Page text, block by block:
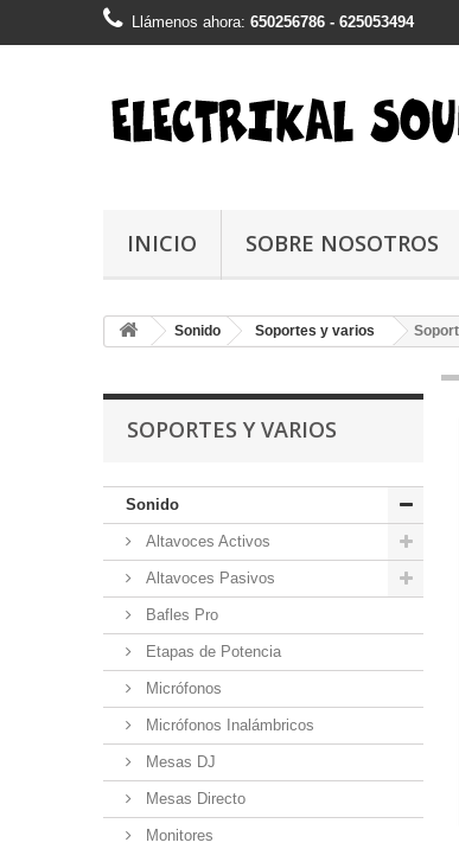
Llámenos ahora: 650256786 - 625053494
INICIO SOBRE NOSOTROS
Sonido Soportes y varios
SOPORTES Y VARIOS
Sonido
Altavoces Activos
Altavoces Pasivos
Bafles Pro
Etapas de Potencia
Micrófonos
Micrófonos Inalámbricos
Mesas DJ
Mesas Directo
Monitores